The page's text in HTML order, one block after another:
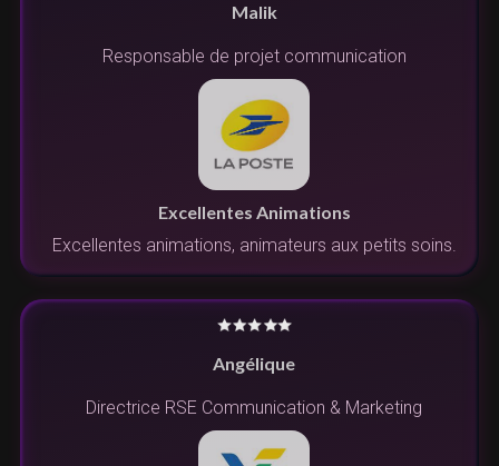
Malik
Responsable de projet communication
Excellentes Animations
Excellentes animations, animateurs aux petits soins.
Angélique
Directrice RSE Communication & Marketing